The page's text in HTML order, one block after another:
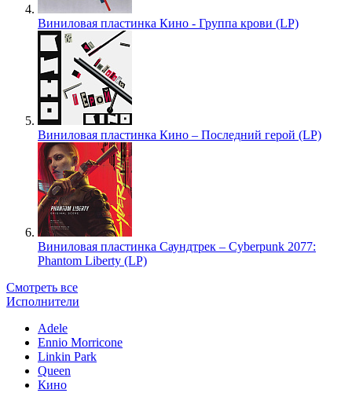
Виниловая пластинка Кино - Группа крови (LP)
Виниловая пластинка Кино – Последний герой (LP)
Виниловая пластинка Саундтрек – Cyberpunk 2077:
Phantom Liberty (LP)
Смотреть все
Исполнители
Adele
Ennio Morricone
Linkin Park
Queen
Кино